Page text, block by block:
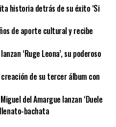
historia detrás de su éxito ‘Si
de aporte cultural y recibe
‘Ruge Leona’, su poderoso
de su tercer álbum con
del Amargue lanzan ‘Duele
bachata